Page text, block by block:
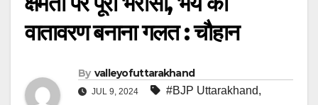
वातावरण बनाना गलत : चौहान
By valleyofuttarakhand
JUL 9, 2024 #BJP Uttarakhand,